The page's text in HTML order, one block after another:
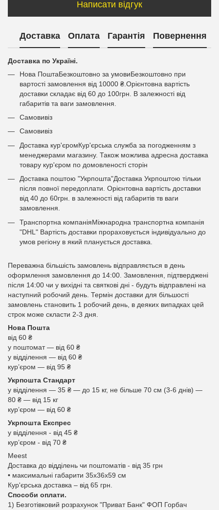
Написати відгук
Доставка Оплата Гарантія Повернення
Доставка по Україні.
Нова ПоштаБезкоштовно за умовиБезкоштовно при
вартості замовлення від 10000 ₴.Орієнтовна вартість
доставки складає від 60 до 100грн. В залежності від
габаритів та ваги замовлення.
Самовивіз
Самовивіз
Доставка кур'єромКур'єрська служба за погодженням з
менеджерами магазину. Також можлива адресна доставка
товару кур'єром по домовленості сторін
Доставка поштою "Укрпошта"Доставка Укрпоштою тільки
після повної передоплати. Орієнтовна вартість доставки
від 40 до 60грн. в залежності від габаритів тв ваги
замовлення.
Транспортна компаніяМіжнародна транспортна компанія
"DHL" Вартість доставки прораховується індивідуально до
умов регіону в який планується доставка.
Переважна більшість замовлень відправляється в день
оформлення замовлення до 14:00. Замовлення, підтверджені
після 14:00 чи у вихідні та святкові дні - будуть відправлені на
наступний робочий день. Термін доставки для більшості
замовлень становить 1 робочий день, в деяких випадках цей
строк може скласти 2-3 дня.
Нова Пошта
від 60 ₴
у поштомат — від 60 ₴
у відділення — від 60 ₴
курʼєром — від 95 ₴
Укрпошта Стандарт
у відділення — 35 ₴ — до 15 кг, не більше 70 см (3-6 днів) —
80 ₴ — від 15 кг
курʼєром — від 60 ₴
Укрпошта Експрес
у відділення - від 45 ₴
курʼєром - від 70 ₴
Meest
Доставка до відділень чи поштоматів - від 35 грн
• максимальні габарити 35x36x59 см
Кур'єрська доставка – від 65 грн.
Способи оплати.
1) Безготівковий розрахунок "Приват Банк" ФОП Горбач